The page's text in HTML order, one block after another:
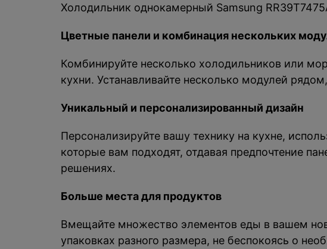
Холодильник однокамерный Samsung
Цветные панели и комбинация нескольких
Комбинируйте несколько холодильников или
кухни. Устанавливайте несколько модулей
Уникальный и персонализированный дизайн
Персонализируйте вашу технику на кухне,
которые вам подходят, отдавая предпочтение
решениях.
Больше места для продуктов
Вмещайте множество элементов еды в вашем
упаковках разного размера, не беспокоясь о